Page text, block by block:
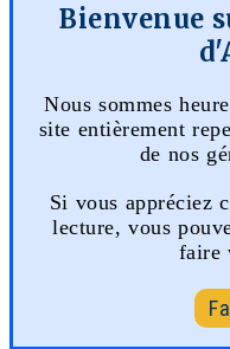
Bienvenue
Nous sommes
site entièrement
de nos
Si vous appréciez
lecture, vous
faire